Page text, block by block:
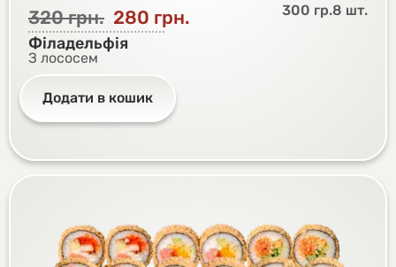
320грн. 280 грн. 300 гр.8 шт.
Філадельфія
З лососем
Додати в кошик